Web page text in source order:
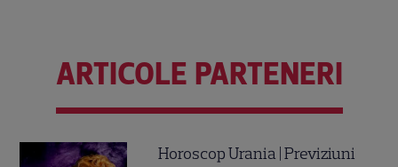
ARTICOLE PARTENERI
Horoscop Urania | Previziuni